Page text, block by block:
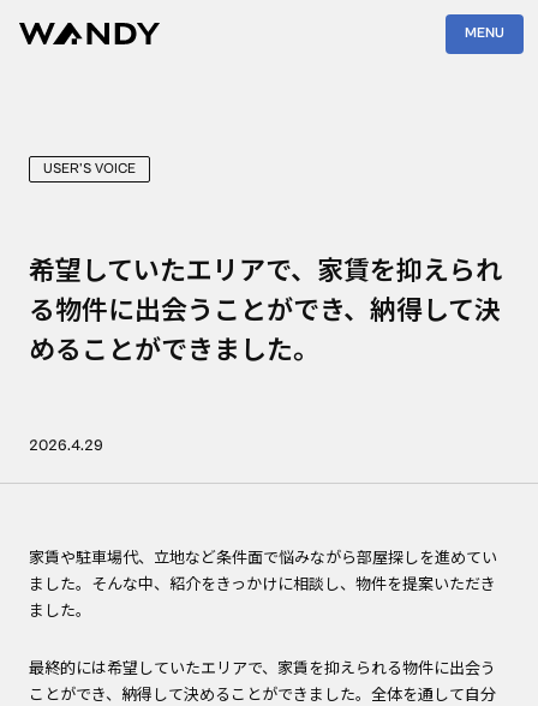
MENU
USER'S VOICE
希望していたエリアで、家賃を抑えられ
る物件に出会うことができ、納得して決
めることができました。
2026.4.29
家賃や駐車場代、立地など条件面で悩みながら部屋探しを進めてい
ました。そんな中、紹介をきっかけに相談し、物件を提案いただき
ました。
最終的には希望していたエリアで、家賃を抑えられる物件に出会う
ことができ、納得して決めることができました。全体を通して自分